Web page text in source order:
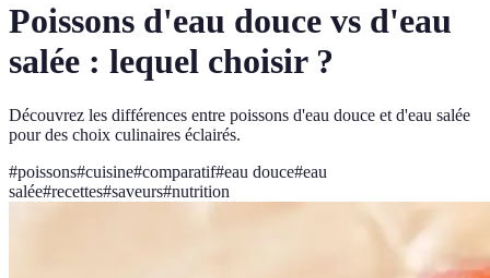
Poissons d'eau douce vs d'eau
salée : lequel choisir ?
Découvrez les différences entre poissons d'eau douce et d'eau salée
pour des choix culinaires éclairés.
#poissons#cuisine#comparatif#eau douce#eau
salée#recettes#saveurs#nutrition